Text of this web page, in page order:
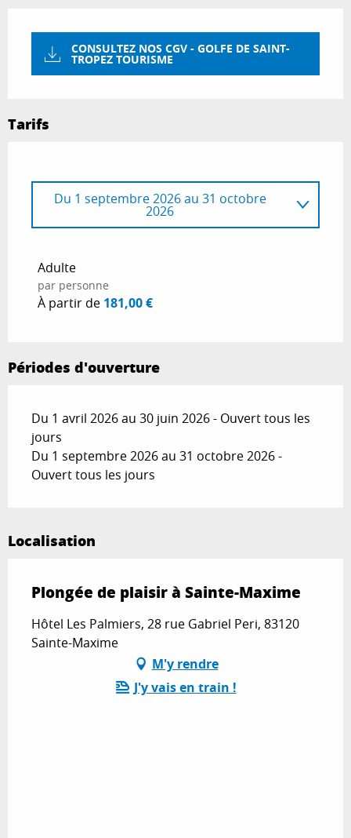
CONSULTEZ NOS CGV - GOLFE DE SAINT-
TROPEZ TOURISME
Tarifs
Du 30 avril 2026au
Du 1 septembre 2026au 31 octobre
2026
Adulte
par personne
À partir de 181,00 €
Périodes d'ouverture
Du 1 avril 2026 au 30 juin 2026 - Ouvert tous les
jours
Du 1 septembre 2026 au 31 octobre 2026 -
Ouvert tous les jours
Localisation
Plongée de plaisir à Sainte-Maxime
Hôtel Les Palmiers, 28 rue Gabriel Peri, 83120
Sainte-Maxime
M'y rendre
J'y vais en train !